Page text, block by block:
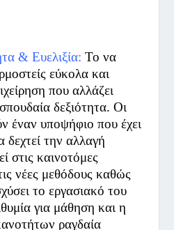
& Ευελιξία: Το να
εύκολα και
που αλλάζει
δεξιότητα. Οι
έναν υποψήφιο που έχει
δεχτεί την αλλαγή
στις καινοτόμες
νέες μεθόδους καθώς
το εργασιακό του
για μάθηση και η
ραγδαία